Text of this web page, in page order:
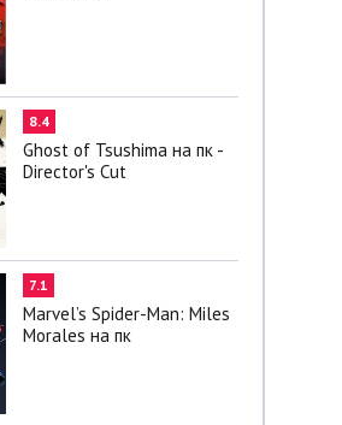
8.4
Ghost of Tsushima на пк -
Director's Cut
7.1
Marvel’s Spider-Man: Miles
Morales на пк